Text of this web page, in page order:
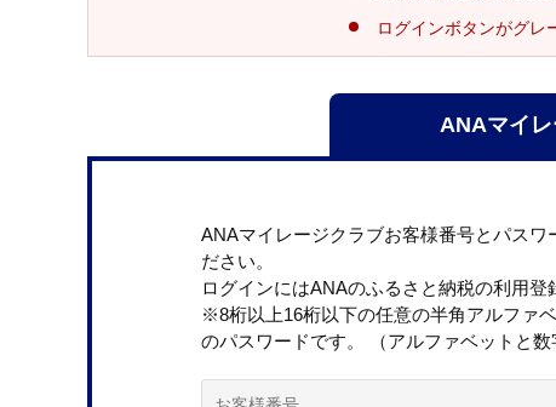
ログインボタンがグレ
ANAマイ
ANAマイレージクラブお客様番号とパスワ
ださい。
ログインにはANAのふるさと納税の利用登
※8桁以上16桁以下の任意の半角アルファ
のパスワードです。 （アルファベットと数